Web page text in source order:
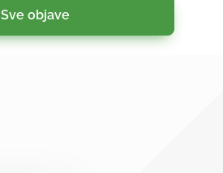
Sve objave